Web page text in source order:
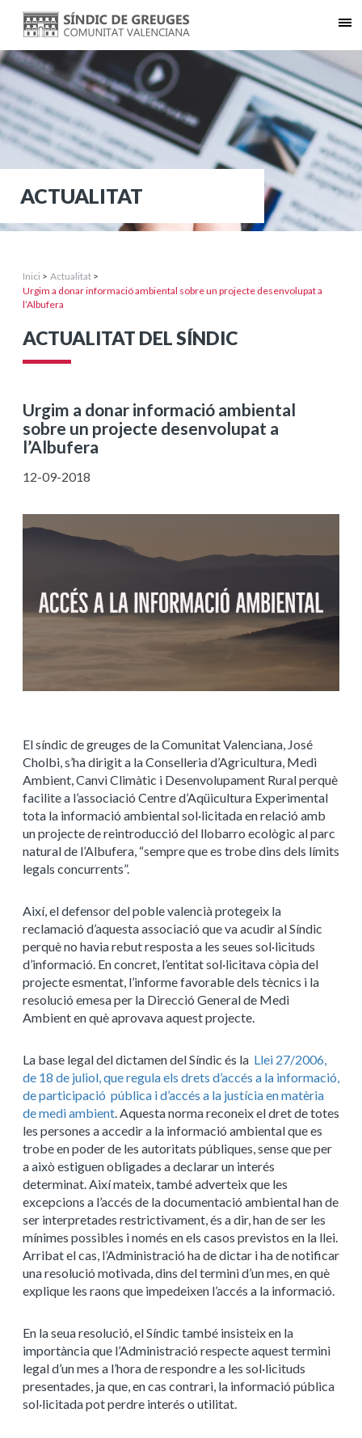
ACTUALITAT
Inici > Actualitat >
Urgim a donar informació ambiental sobre un projecte desenvolupat a
l’Albufera
ACTUALITAT DEL SÍNDIC
Urgim a donar informació ambiental
sobre un projecte desenvolupat a
l’Albufera
12-09-2018
El síndic de greuges de la Comunitat Valenciana, José
Cholbi, s’ha dirigit a la Conselleria d’Agricultura, Medi
Ambient, Canvi Climàtic i Desenvolupament Rural perquè
facilite a l’associació Centre d’Aqüicultura Experimental
tota la informació ambiental sol·licitada en relació amb
un projecte de reintroducció del llobarro ecològic al parc
natural de l’Albufera, “sempre que es trobe dins dels límits
legals concurrents”.
Així, el defensor del poble valencià protegeix la
reclamació d’aquesta associació que va acudir al Síndic
perquè no havia rebut resposta a les seues sol·licituds
d’informació. En concret, l’entitat sol·licitava còpia del
projecte esmentat, l’informe favorable dels tècnics i la
resolució emesa per la Direcció General de Medi
Ambient en què aprovava aquest projecte.
La base legal del dictamen del Síndic és la Llei 27/2006,
de 18 de juliol, que regula els drets d’accés a la informació,
de participació pública i d’accés a la justícia en matèria
de medi ambient. Aquesta norma reconeix el dret de totes
les persones a accedir a la informació ambiental que es
trobe en poder de les autoritats públiques, sense que per
a això estiguen obligades a declarar un interés
determinat. Així mateix, també adverteix que les
excepcions a l’accés de la documentació ambiental han de
ser interpretades restrictivament, és a dir, han de ser les
mínimes possibles i només en els casos previstos en la llei.
Arribat el cas, l’Administració ha de dictar i ha de notificar
una resolució motivada, dins del termini d’un mes, en què
explique les raons que impedeixen l’accés a la informació.
En la seua resolució, el Síndic també insisteix en la
importància que l’Administració respecte aquest termini
legal d’un mes a l’hora de respondre a les sol·licituds
presentades, ja que, en cas contrari, la informació pública
sol·licitada pot perdre interés o utilitat.